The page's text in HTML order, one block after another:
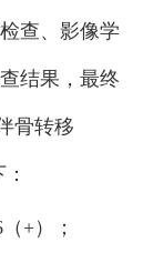
查、影像学
结果，最终
骨转移
+）；